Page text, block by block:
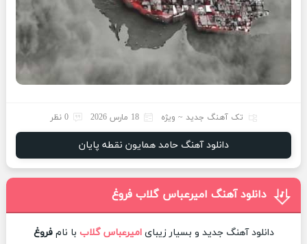
تک آهنگ جدید ~ ویژه 18 مارس 2026 0 نظر
دانلود آهنگ حامد همایون نقطه پایان
دانلود آهنگ امیرعباس گلاب فروغ
دانلود آهنگ جدید و بسیار زیبایامیرعباس گلاب با نامفروغ